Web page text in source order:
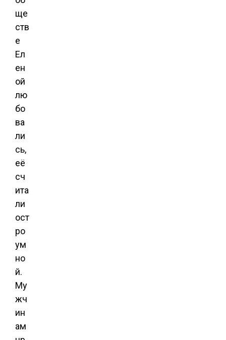
ще
ств
е
Ел
ен
ой
лю
бо
ва
ли
сь,
её
сч
ита
ли
ост
ро
ум
но
й.
Му
жч
ин
ам